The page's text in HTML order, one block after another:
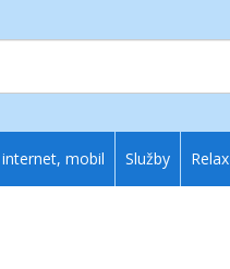
internet, mobil Služby Relax